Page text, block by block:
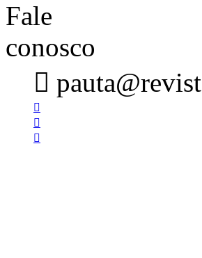
Fale
conosco



